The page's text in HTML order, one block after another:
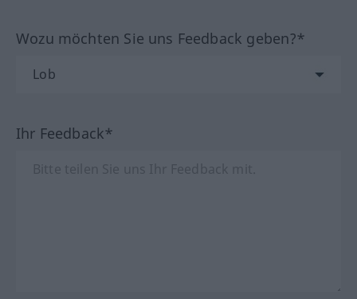
Wozu möchten Sie uns Feedback geben?*
Ihr Feedback*